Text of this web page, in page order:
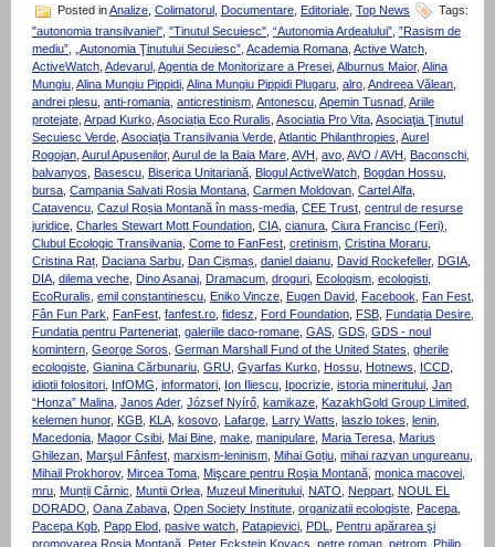
Posted inAnalize Colimatorul Documentare Editoriale Top News
Tags:
"autonomia transilvaniei", "Tinutul Secuiesc", “Autonomia Ardealului”, ”Rasism de
mediu”, „Autonomia Ţinutului Secuiesc”, Academia Romana, Active Watch,
ActiveWatch, Adevarul , Agentia de Monitorizare a Presei, Alburnus Maior, Alina
Mungiu, Alina Mungiu Pippidi, Alina Mungiu Pippidi Plugaru, alro, Andreea Vălean,
andrei plesu, anti-romania, anticrestinism, Antonescu, Apemin Tusnad, Ariile
protejate, Arpad Kurko, Asociația Eco Ruralis, Asociatia Pro Vita, Asociaţia Ţinutul
Secuiesc Verde, Asociaţia Transilvania Verde, Atlantic Philanthropies, Aurel
Rogojan, Aurul Apusenilor, Aurul de la Baia Mare, AVH , avo, AVO / AVH , Baconschi,
balvanyos, Basescu, Biserica Unitariană, Blogul ActiveWatch, Bogdan Hossu,
bursa, Campania Salvati Rosia Montana, Carmen Moldovan, Cartel Alfa,
Catavencu, Cazul Roșia Montană în mass-media, CEE Trust, centrul de resurse
juridice, Charles Stewart Mott Foundation, CIA, cianura, Ciura Francisc (Feri),
Clubul Ecologic Transilvania, Come to FanFest, cretinism, Cristina Moraru,
Cristina Raț, Daciana Sarbu, Dan Cișmaș, daniel daianu, David Rockefeller, DGIA,
DIA, dilema veche, Dino Asanaj, Dramacum, droguri, Ecologism, ecologisti,
EcoRuralis, emil constantinescu, Eniko Vincze, Eugen David, Facebook, Fan Fest,
Fân Fun Park, FanFest, fanfest.ro, fidesz, Ford Foundation, FSB, Fundația Desire,
Fundatia pentru Parteneriat, galeriile daco-romane, GAS, GDS, GDS - noul
komintern, George Soros, German Marshall Fund of the United States, gherile
ecologiste, Gianina Cărbunariu, GRU, Gyarfas Kurko, Hossu, Hotnews, ICCD,
idiotii folositori, InfOMG, informatori, Ion Iliescu, Ipocrizie, istoria mineritului, Jan
“Honza” Malina, Janos Ader, József Nyírő, kamikaze, KazakhGold Group Limited,
kelemen hunor, KGB, KLA, kosovo, Lafarge, Larry Watts, laszlo tokes, lenin,
Macedonia, Magor Csibi, Mai Bine, make, manipulare, Maria Teresa, Marius
Ghilezan, Marşul Fânfest, marxism-leninism, Mihai Goțiu, mihai razvan ungureanu,
Mihail Prokhorov, Mircea Toma, Mişcare pentru Roşia Montană, monica macovei,
mru, Munții Cârnic, Muntii Orlea, Muzeul Mineritului, NATO, Neppart, NOUL EL
DORADO, Oana Zabava, Open Society Institute, organizatii ecologiste, Pacepa,
Pacepa Kgb, Papp Elod, pasive watch, Patapievici, PDL, Pentru apărarea şi
promovarea Roşia Montană, Peter Eckstein Kovacs, petre roman, petrom, Philip